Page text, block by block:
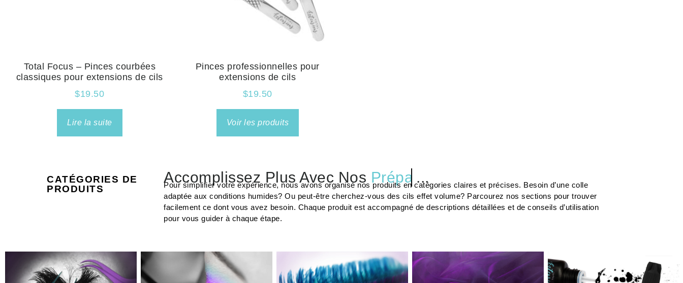
Total Focus – Pinces courbées
classiques pour extensions de cils
$19.50
Lire la suite
Pinces professionnelles pour
extensions de cils
$19.50
Voir les produits
CATÉGORIES DE
PRODUITS
Accomplissez Plus Avec Nos Cils ...
Pour simplifier votre expérience, nous avons organisé nos produits en catégories claires et précises. Besoin d’une colle
adaptée aux conditions humides? Ou peut-être cherchez-vous des cils effet volume? Parcourez nos sections pour trouver
facilement ce dont vous avez besoin. Chaque produit est accompagné de descriptions détaillées et de conseils d’utilisation
pour vous guider à chaque étape.